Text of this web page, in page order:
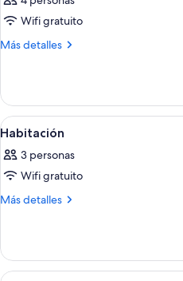
las
fotos
de
Wifi gratuito
Más detalles
Más
Ver
todas
las
fotos
de
8
Habitación
3 personas
Wifi gratuito
Más detalles
Más